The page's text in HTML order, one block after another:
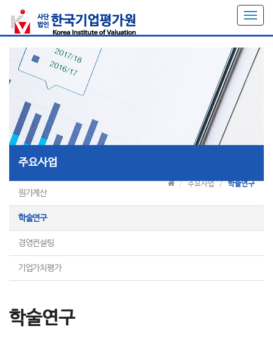
T
o
l
o
주요사업 학술연구
주요사업
원가계산
학술연구
경영컨설팅
기업가치평가
학술연구